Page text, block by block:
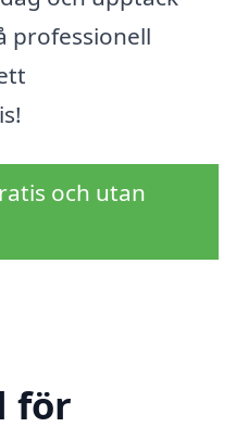
professionell
och utan
för